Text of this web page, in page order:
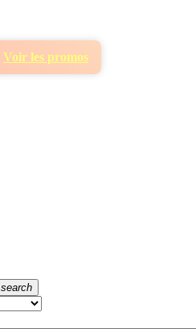
Voir les promos
search